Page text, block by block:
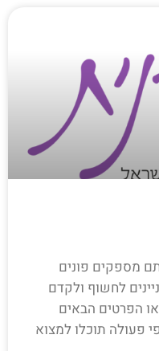
מספקים פונים
לחשוף ולקדם
הפרטים הבאים
פעולה תוכלו למצוא